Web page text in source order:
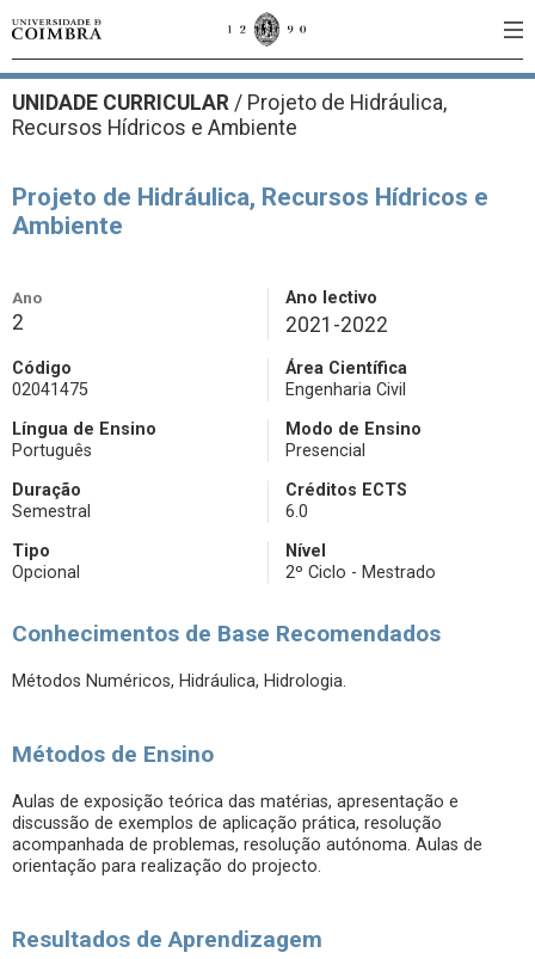
UNIDADE CURRICULAR / Projeto de Hidráulica,
Recursos Hídricos e Ambiente
Projeto de Hidráulica, Recursos Hídricos e
Ambiente
Ano
2
Ano lectivo
2021-2022
Código
02041475
Área Científica
Engenharia Civil
Língua de Ensino
Português
Modo de Ensino
Presencial
Duração
Semestral
Créditos ECTS
6.0
Tipo
Opcional
Nível
2º Ciclo - Mestrado
Conhecimentos de Base Recomendados
Métodos Numéricos, Hidráulica, Hidrologia.
Métodos de Ensino
Aulas de exposição teórica das matérias, apresentação e
discussão de exemplos de aplicação prática, resolução
acompanhada de problemas, resolução autónoma. Aulas de
orientação para realização do projecto.
Resultados de Aprendizagem